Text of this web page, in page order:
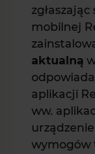
mobilnej
aktualną
aplikacji
ww.
wymogów